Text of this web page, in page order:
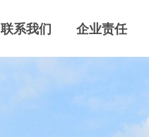
联系我们 企业责任